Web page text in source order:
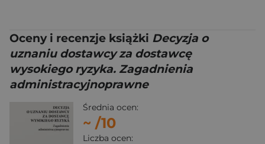
Oceny i recenzje książki Decyzja o
uznaniu dostawcy za dostawcę
wysokiego ryzyka. Zagadnienia
administracyjnoprawne
Średnia ocen:
~ /10
Liczba ocen: